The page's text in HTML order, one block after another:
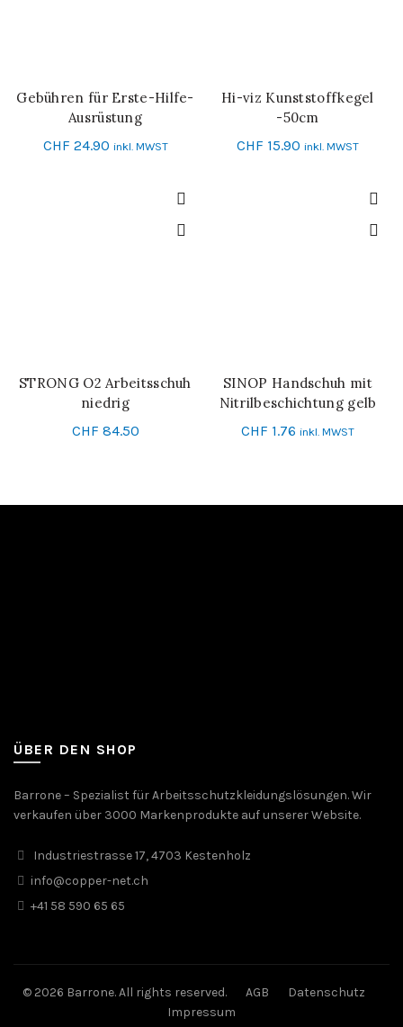
IN DEN WARENKORB
Gebühren für Erste-Hilfe-
Ausrüstung
CHF 24.90 inkl. MWST
IN DEN WARENKORB
Hi-viz Kunststoffkegel
-50cm
CHF 15.90 inkl. MWST
SCHNELL-EINKAUF
STRONG O2 Arbeitsschuh
niedrig
CHF 84.50
IN DEN WARENKORB
SINOP Handschuh mit
Nitrilbeschichtung gelb
Grösse 10
CHF 1.76 inkl. MWST
ÜBER DEN SHOP
Barrone – Spezialist für Arbeitsschutzkleidungslösungen. Wir
verkaufen über 3000 Markenprodukte auf unserer Website.
Industriestrasse 17, 4703 Kestenholz
info@copper-net.ch
+41 58 590 65 65
© 2026 Barrone. All rights reserved. AGB
Datenschutz
Impressum